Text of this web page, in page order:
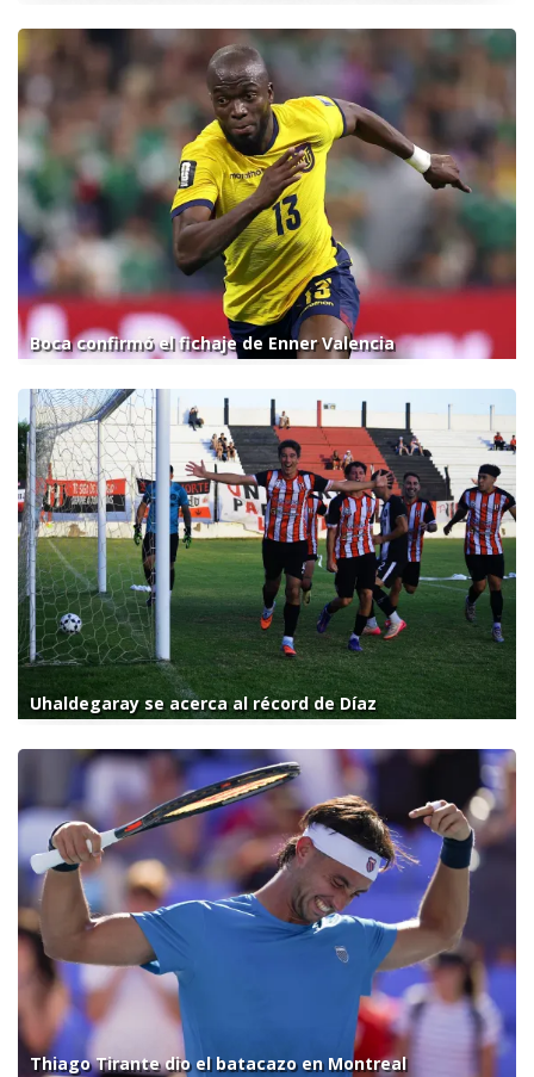
Boca confirmó el fichaje de Enner Valencia
Uhaldegaray se acerca al récord de Díaz
Thiago Tirante dio el batacazo en Montreal